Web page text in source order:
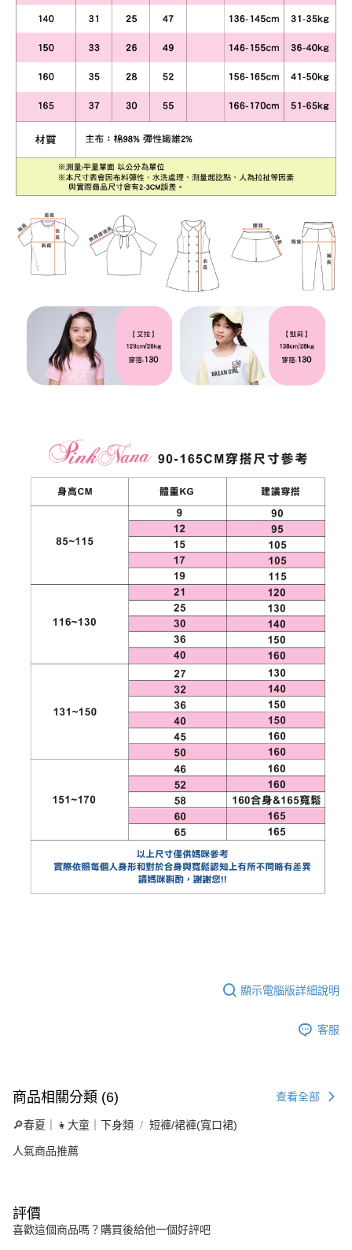
顯示電腦版詳細說明
客服
商品相關分類 (6) 查看全部
🔎春夏｜👧大童｜下身類 短褲/裙褲(寬口裙)
人氣商品推薦
評價
喜歡這個商品嗎？購買後給他一個好評吧